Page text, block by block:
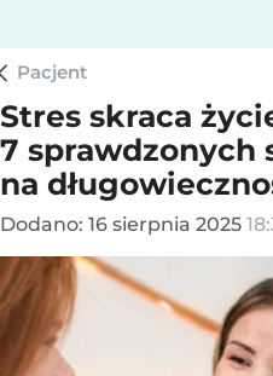
Pacjent
Stres skraca
7 sprawdzonych
na
Dodano: 16 sierpnia 2025